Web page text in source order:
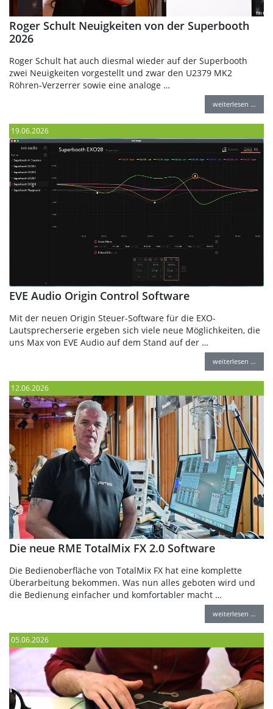
Roger Schult Neuigkeiten von der Superbooth
2026
Roger Schult hat auch diesmal wieder auf der Superbooth
zwei Neuigkeiten vorgestellt und zwar den U2379 MK2
Röhren-Verzerrer sowie eine analoge …
weiterlesen …
19.06.2026
EVE Audio Origin Control Software
Mit der neuen Origin Steuer-Software für die EXO-
Lautsprecherserie ergeben sich viele neue Möglichkeiten, die
uns Max von EVE Audio auf dem Stand auf der …
weiterlesen …
12.06.2026
Die neue RME TotalMix FX 2.0 Software
Die Bedienoberfläche von TotalMix FX hat eine komplette
Überarbeitung bekommen. Was nun alles geboten wird und
die Bedienung einfacher und komfortabler macht …
weiterlesen …
05.06.2026